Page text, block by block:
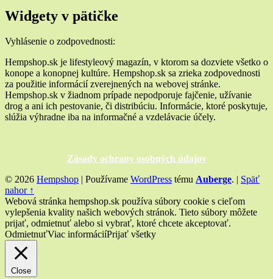
Widgety v pätičke
Vyhlásenie o zodpovednosti:
Hempshop.sk je lifestyleový magazín, v ktorom sa dozviete všetko o
konope a konopnej kultúre. Hempshop.sk sa zrieka zodpovednosti
za použitie informácií zverejnených na webovej stránke.
Hempshop.sk v žiadnom prípade nepodporuje fajčenie, užívanie
drog a ani ich pestovanie, či distribúciu. Informácie, ktoré poskytuje,
slúžia výhradne iba na informačné a vzdelávacie účely.
Zásady ochrany osobných údajov
© 2026 Hempshop | Používame WordPress tému Auberge. | Späť
nahor ↑
Webová stránka hempshop.sk používa súbory cookie s cieľom
vylepšenia kvality našich webových stránok. Tieto súbory môžete
prijať, odmietnuť alebo si vybrať, ktoré chcete akceptovať.
OdmietnuťViac informáciíPrijať všetky
Close